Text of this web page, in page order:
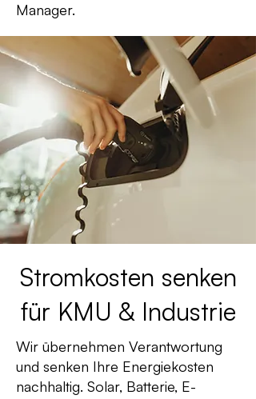
Manager.
Stromkosten senken
für KMU & Industrie
Wir übernehmen Verantwortung
und senken Ihre Energiekosten
nachhaltig. Solar, Batterie, E-